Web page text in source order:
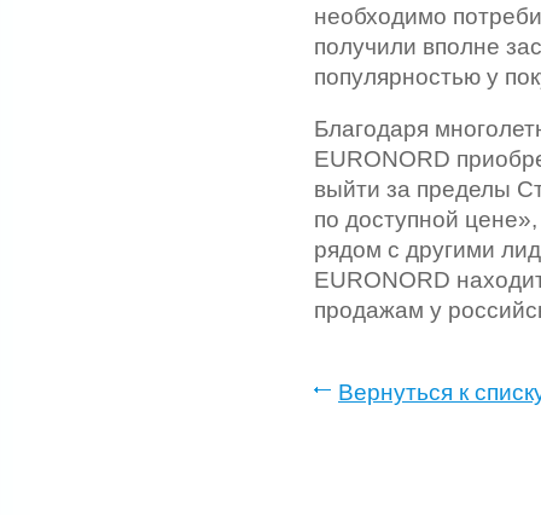
необходимо
получили вполне
популярностью у
Благодаря
EURONORD
выйти за пределы
по доступной
рядом с другими
EURONORD
продажам у
Вернуться к